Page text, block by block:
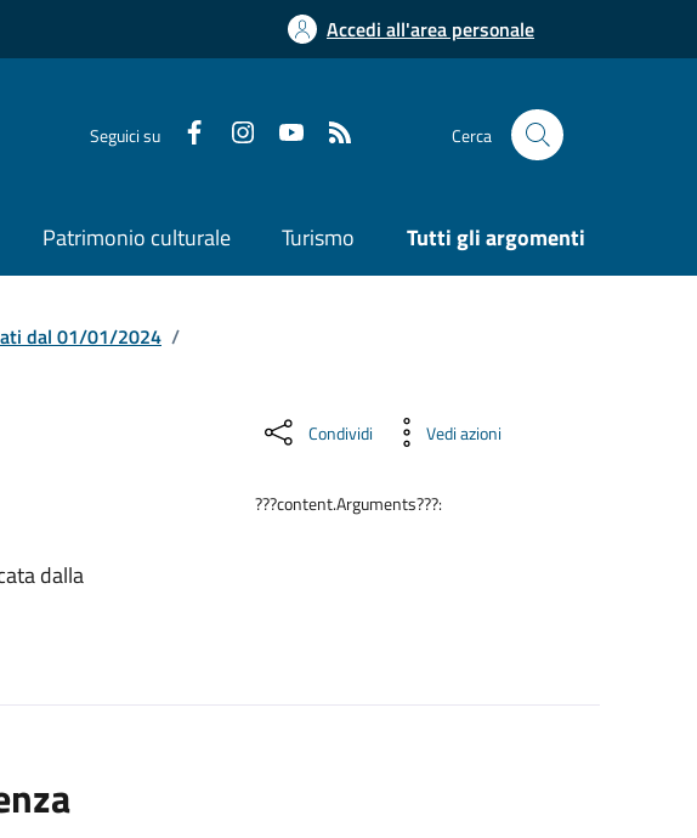
Accedi all'area personale
Seguici su Cerca
Patrimonio culturale Turismo Tutti gli argomenti
dal 01/01/2024 /
dalla
Condividi Vedi azioni
???content.Arguments???: